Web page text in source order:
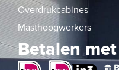
Overdrukcabines
Masthoogwerkers
Betalen met